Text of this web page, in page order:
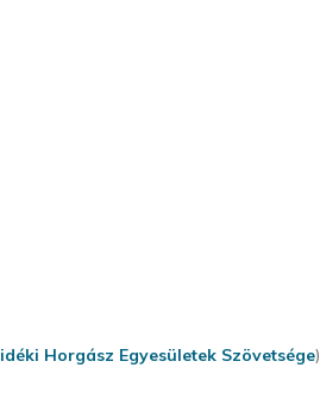
Horgász Egyesületek Szövetsége)